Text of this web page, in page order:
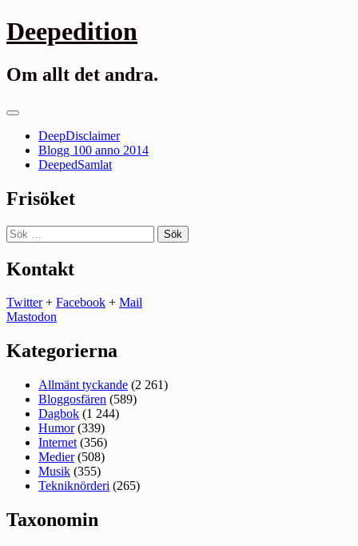
Gå
till
Deepedition
Om allt det andra.
Primär
DeepDisclaimer
Blogg 100 anno 2014
DeepedSamlat
Frisöket
Sök
efter:
Kontakt
Twitter+ Facebook + Mail
Mastodon
Kategorierna
Allmänt tyckande (2 261)
Bloggosfären (589)
Dagbok (1 244)
Humor(339)
Internet (356)
Medier(508)
Musik (355)
Tekniknörderi (265)
Taxonomin